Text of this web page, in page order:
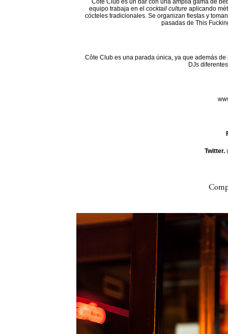
equipo trabaja en el cocktail culture aplicando
cócteles tradicionales. Se organizan fiestas y
pasadas de This
Côte Club es una parada única, ya que además
DJs
Twitter.